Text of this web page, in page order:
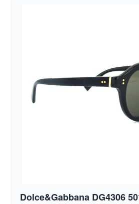
Dolce&Gabbana DG4306